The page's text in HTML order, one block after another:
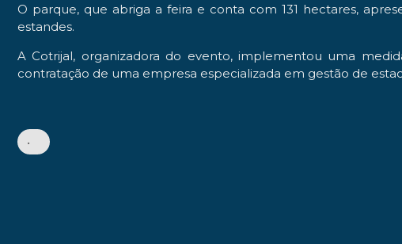
O parque, que abriga a feira e conta com 131 hectares,
estandes.
A Cotrijal, organizadora do evento, implementou uma
contratação de uma empresa especializada em gestão de
•